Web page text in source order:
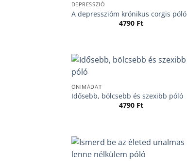
DEPRESSZIÓ
A depresszióm krónikus corgis póló
4790 Ft
ÖNIMÁDAT
Idősebb, bölcsebb és szexibb póló
4790 Ft